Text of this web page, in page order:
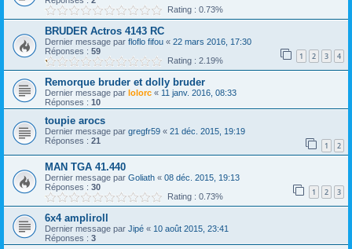
Rating : 0.73%
BRUDER Actros 4143 RC
Dernier message par floflo fifou « 22 mars 2016, 17:30
Réponses : 59 1 2 3 4
Rating : 2.19%
Remorque bruder et dolly bruder
Dernier message par lolorc « 11 janv. 2016, 08:33
Réponses : 10
toupie arocs
Dernier message par gregfr59 « 21 déc. 2015, 19:19
Réponses : 21 1 2
MAN TGA 41.440
Dernier message par Goliath « 08 déc. 2015, 19:13
Réponses : 30 1 2 3
Rating : 0.73%
6x4 ampliroll
Dernier message par Jipé « 10 août 2015, 23:41
Réponses : 3